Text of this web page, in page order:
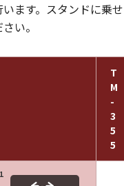
ます。スタンドに乗
い。
T
M
-
3
5
5